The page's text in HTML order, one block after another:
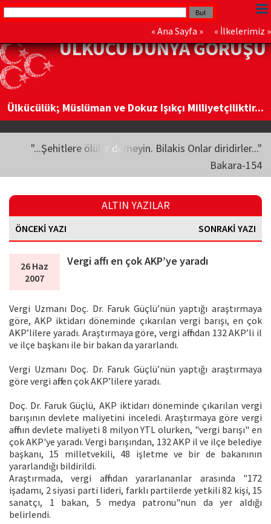
« Ana Sayfa » « İlkelerimiz »
ÜLKÜCÜ DÜNYA GÖRÜŞÜ
Ülkücülük; Müslüman ve Dokuz Işıkçı Milliyetçiliktir...
"...Şehitlere ölüler demeyin. Bilakis Onlar diridirler..."
Bakara-154
ALTIN YAZILAR
ÖNCEKİ YAZI SONRAKİ YAZI
26 Haz
2007
Vergi affı en çok AKP’ye yaradı
Vergi Uzmanı Doç. Dr. Faruk Güçlü’nün yaptığı araştırmaya
göre, AKP iktidarı döneminde çıkarılan vergi barışı, en çok
AKP’lilere yaradı. Araştırmaya göre, vergi affından 132 AKP’li il
ve ilçe başkanı ile bir bakan da yararlandı.
Vergi Uzmanı Doç. Dr. Faruk Güçlü’nün yaptığı araştırmaya
göre vergi affı en çok AKP’lilere yaradı.
Doç. Dr. Faruk Güçlü, AKP iktidarı döneminde çıkarılan vergi
barışının devlete maliyetini inceledi. Araştırmaya göre vergi
affının devlete maliyeti 8 milyon YTL olurken, "vergi barışı" en
çok AKP'ye yaradı. Vergi barışından, 132 AKP il ve ilçe belediye
başkanı, 15 milletvekili, 48 işletme ve bir de bakanının
yararlandığı bildirildi.
Araştırmada, vergi affından yararlananlar arasında "172
işadamı, 2 siyasi parti lideri, farklı partilerde yetkili 82 kişi, 15
sanatçı, 1 bakan, 5 medya patronu"nun da yer aldığı
belirlendi.